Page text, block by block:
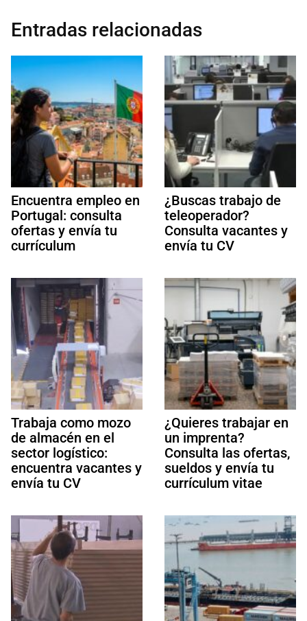
Entradas relacionadas
Encuentra empleo en
Portugal: consulta
ofertas y envía tu
currículum
¿Buscas trabajo de
teleoperador?
Consulta vacantes y
envía tu CV
Trabaja como mozo
de almacén en el
sector logístico:
encuentra vacantes y
envía tu CV
¿Quieres trabajar en
un imprenta?
Consulta las ofertas,
sueldos y envía tu
currículum vitae